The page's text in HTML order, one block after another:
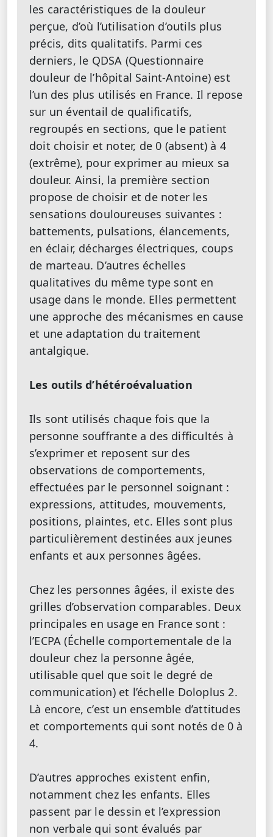
les caractéristiques de la douleur
perçue, d’où l’utilisation d’outils plus
précis, dits qualitatifs. Parmi ces
derniers, le QDSA (Questionnaire
douleur de l’hôpital Saint-Antoine) est
l’un des plus utilisés en France. Il repose
sur un éventail de qualificatifs,
regroupés en sections, que le patient
doit choisir et noter, de 0 (absent) à 4
(extrême), pour exprimer au mieux sa
douleur. Ainsi, la première section
propose de choisir et de noter les
sensations douloureuses suivantes :
battements, pulsations, élancements,
en éclair, décharges électriques, coups
de marteau. D’autres échelles
qualitatives du même type sont en
usage dans le monde. Elles permettent
une approche des mécanismes en cause
et une adaptation du traitement
antalgique.
Les outils d’hétéroévaluation
Ils sont utilisés chaque fois que la
personne souffrante a des difficultés à
s’exprimer et reposent sur des
observations de comportements,
effectuées par le personnel soignant :
expressions, attitudes, mouvements,
positions, plaintes, etc. Elles sont plus
particulièrement destinées aux jeunes
enfants et aux personnes âgées.
Chez les personnes âgées, il existe des
grilles d’observation comparables. Deux
principales en usage en France sont :
l’ECPA (Échelle comportementale de la
douleur chez la personne âgée,
utilisable quel que soit le degré de
communication) et l’échelle Doloplus 2.
Là encore, c’est un ensemble d’attitudes
et comportements qui sont notés de 0 à
4.
D’autres approches existent enfin,
notamment chez les enfants. Elles
passent par le dessin et l’expression
non verbale qui sont évalués par